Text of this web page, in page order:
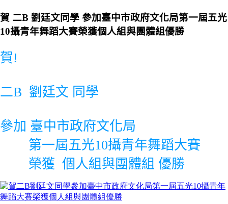
賀 二B 劉廷文同學 參加臺中市政府文化局第一屆五光
10攝青年舞蹈大賽榮獲個人組與團體組優勝
賀!
二B 劉廷文 同學
參加 臺中市政府文化局
第一屆五光10攝青年舞蹈大賽
榮獲 個人組與團體組 優勝